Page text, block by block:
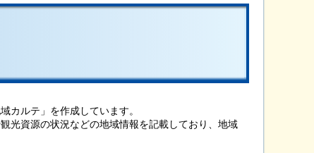
カルテ」を作成しています。
光資源の状況などの地域情報を記載しており、地域